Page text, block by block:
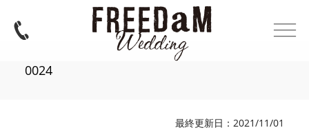
0024
最終更新日：2021/11/01